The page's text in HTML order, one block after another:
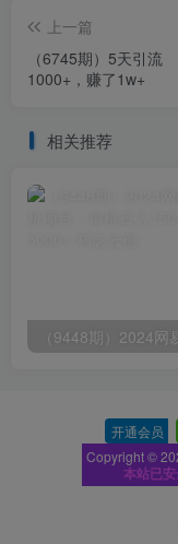
上一篇
（6745期）5天引流
1000+，赚了1w+
相关推荐
开通会员
Copyright ©
本站已